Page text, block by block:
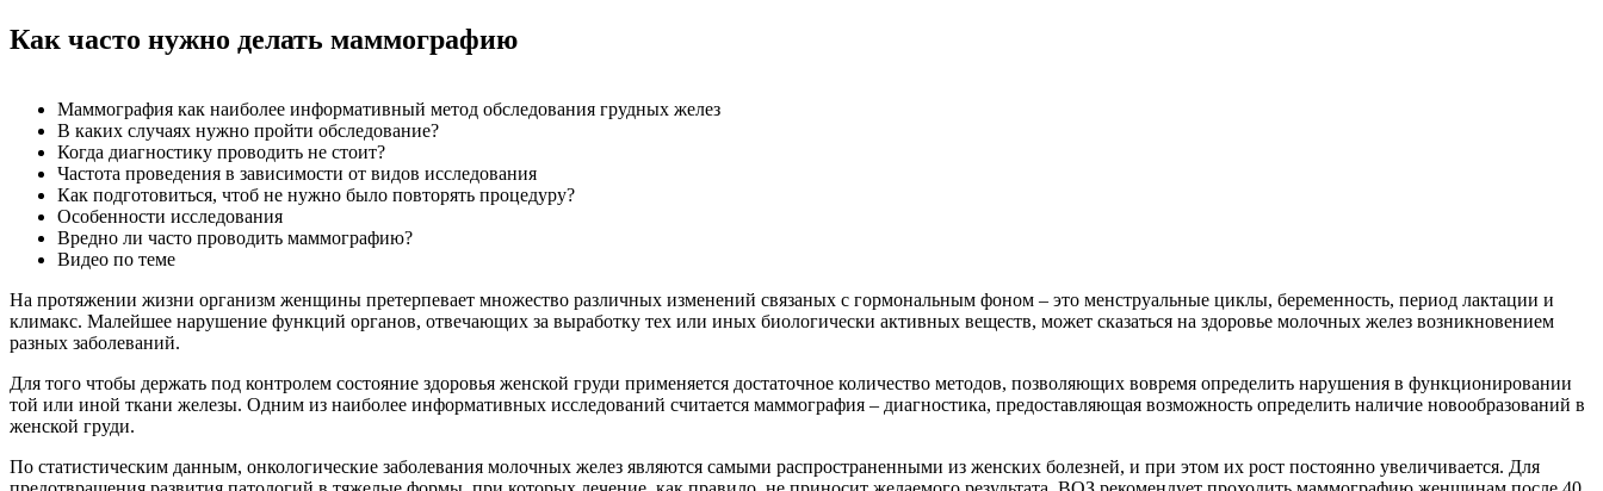
Как часто нужно делать маммографию
Маммография как наиболее информативный метод обследования грудных желез
В каких случаях нужно пройти обследование?
Когда диагностику проводить не стоит?
Частота проведения в зависимости от видов исследования
Как подготовиться, чтоб не нужно было повторять процедуру?
Особенности исследования
Вредно ли часто проводить маммографию?
Видео по теме
На протяжении жизни организм женщины претерпевает множество различных изменений связаных с гормональным фоном – это менструальные циклы, беременность, период лактации и
климакс. Малейшее нарушение функций органов, отвечающих за выработку тех или иных биологически активных веществ, может сказаться на здоровье молочных желез возникновением
разных заболеваний.
Для того чтобы держать под контролем состояние здоровья женской груди применяется достаточное количество методов, позволяющих вовремя определить нарушения в функционировании
той или иной ткани железы. Одним из наиболее информативных исследований считается маммография – диагностика, предоставляющая возможность определить наличие новообразований в
женской груди.
По статистическим данным, онкологические заболевания молочных желез являются самыми распространенными из женских болезней, и при этом их рост постоянно увеличивается. Для